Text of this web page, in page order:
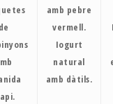
de
amb pebre
vermell.
Iogurt
natural
amb dàtils.